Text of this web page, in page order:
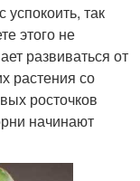
успокоить, так
этого не
развиваться от
растения со
росточков
начинают